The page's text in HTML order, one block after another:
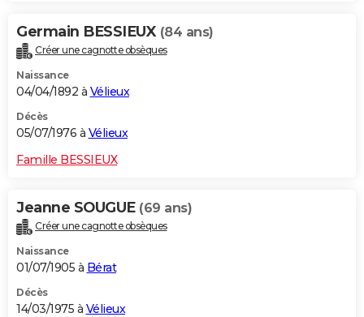
Germain BESSIEUX (84 ans)
Créer une cagnotte obsèques
Naissance
04/04/1892 à Vélieux
Décès
05/07/1976 à Vélieux
Famille BESSIEUX
Jeanne SOUGUE (69 ans)
Créer une cagnotte obsèques
Naissance
01/07/1905 à Bérat
Décès
14/03/1975 à Vélieux